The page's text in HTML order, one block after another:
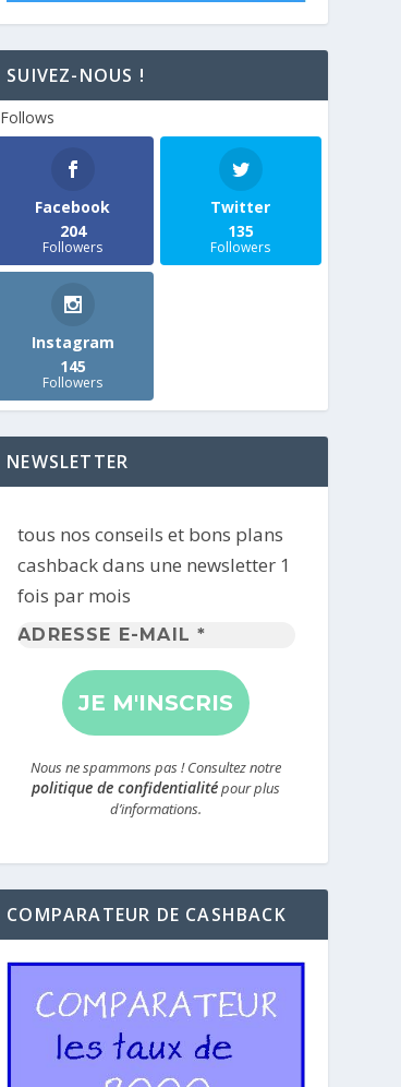
SUIVEZ-NOUS !
Follows
Facebook
204
Followers
Twitter
135
Followers
Instagram
145
Followers
NEWSLETTER
tous nos conseils et bons plans
cashback dans une newsletter 1
fois par mois
Adresse
mail
*
Nous ne spammons pas ! Consultez notre
politique de confidentialitépour plus
d’informations.
COMPARATEUR DE CASHBACK